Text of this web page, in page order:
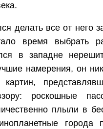
делать все от него
время выбрать
в западне
намерения, он
картин,
роскошные
плыли в
города